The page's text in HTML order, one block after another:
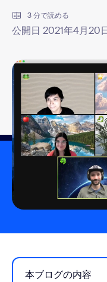
3 分で読める
公開日 2021年4月20
本ブログの内容